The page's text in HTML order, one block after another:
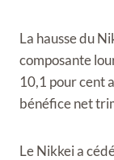
La hausse du
composante
10,1 pour cent
bénéfice net
Le Nikkei a